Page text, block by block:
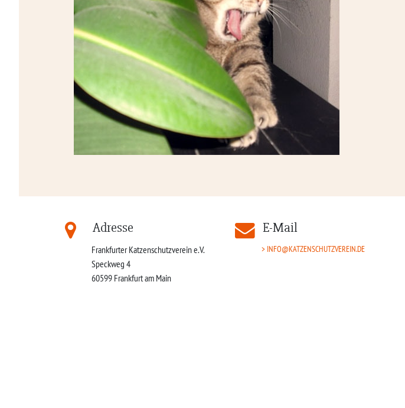
Adresse
Frankfurter Katzenschutzverein e.V.
Speckweg 4
60599 Frankfurt am Main
E-Mail
INFO@KATZENSCHUTZVEREIN.DE